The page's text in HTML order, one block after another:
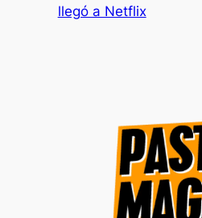
llegó a Netflix